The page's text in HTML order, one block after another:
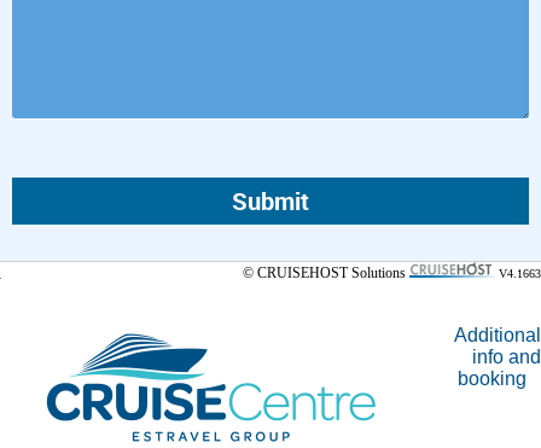
© CRUISEHOST Solutions V4.1663
Additional
info and
booking